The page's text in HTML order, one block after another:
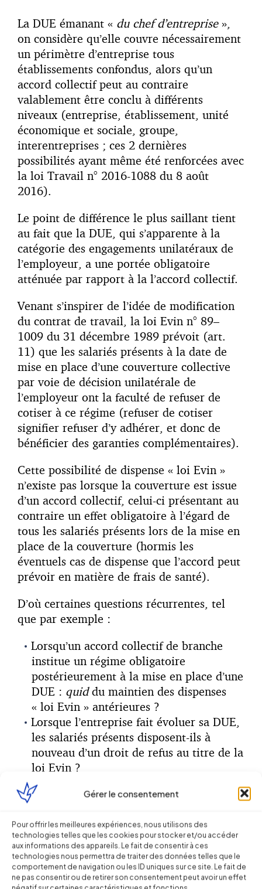
Gérer le consentement
Pour offrir les meilleures expériences, nous utilisons des
technologies telles que les cookies pour stocker et/ou accéder
aux informations des appareils. Le fait de consentir à ces
technologies nous permettra de traiter des données telles que le
comportement de navigation ou les ID uniques sur ce site. Le fait de
ne pas consentir ou de retirer son consentement peut avoir un effet
La DUE émanant « du chef d’entreprise»,
on considère qu’elle couvre nécessairement
un périmètre d’entreprise tous
établissements confondus, alors qu’un
accord collectif peut au contraire
valablement être conclu à différents
niveaux (entreprise, établissement, unité
économique et sociale, groupe,
interentreprises ; ces 2 dernières
possibilités ayant même été renforcées avec
la loi Travail n° 2016-1088 du 8 août
2016).
Le point de différence le plus saillant tient
au fait que la DUE, qui s’apparente à la
catégorie des engagements unilatéraux de
l’employeur, a une portée obligatoire
atténuée par rapport à la l’accord collectif.
Venant s’inspirer de l’idée de modification
du contrat de travail, la loi Evin n° 89–
1009 du 31 décembre 1989 prévoit (art.
11) que les salariés présents à la date de
mise en place d’une couverture collective
par voie de décision unilatérale de
l’employeur ont la faculté de refuser de
cotiser à ce régime (refuser de cotiser
signifier refuser d’y adhérer, et donc de
bénéficier des garanties complémentaires).
Cette possibilité de dispense « loi Evin »
n’existe pas lorsque la couverture est issue
d’un accord collectif, celui-ci présentant au
contraire un effet obligatoire à l’égard de
tous les salariés présents lors de la mise en
place de la couverture (hormis les
éventuels cas de dispense que l’accord peut
prévoir en matière de frais de santé).
D’où certaines questions récurrentes, tel
que par exemple :
Lorsqu’un accord collectif de branche
institue un régime obligatoire
postérieurement à la mise en place d’une
DUE : quiddu maintien des dispenses
« loi Evin » antérieures ?
Lorsque l’entreprise fait évoluer sa DUE,
les salariés présents disposent-ils à
nouveau d’un droit de refus au titre de la
loi Evin ?
Nos équipes sont à votre disposition pour
problématiques.
Hormis cette dispense d’adhésion « loi
Evin », la réglementation prévoit une série
de cas de dispense autorisée ou de plein